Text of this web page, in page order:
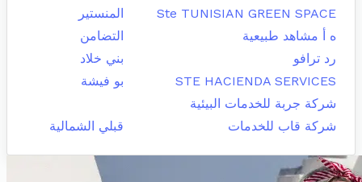
Ste TUNISIAN GREEN SPACE
المنستير
ه أ مشاهد طبيعية
التضامن
رد ترافو
بني خلاد
STE HACIENDA SERVICES
بو فيشة
شركة جربة للخدمات البيئية
شركة قاب للخدمات
قبلي الشمالية